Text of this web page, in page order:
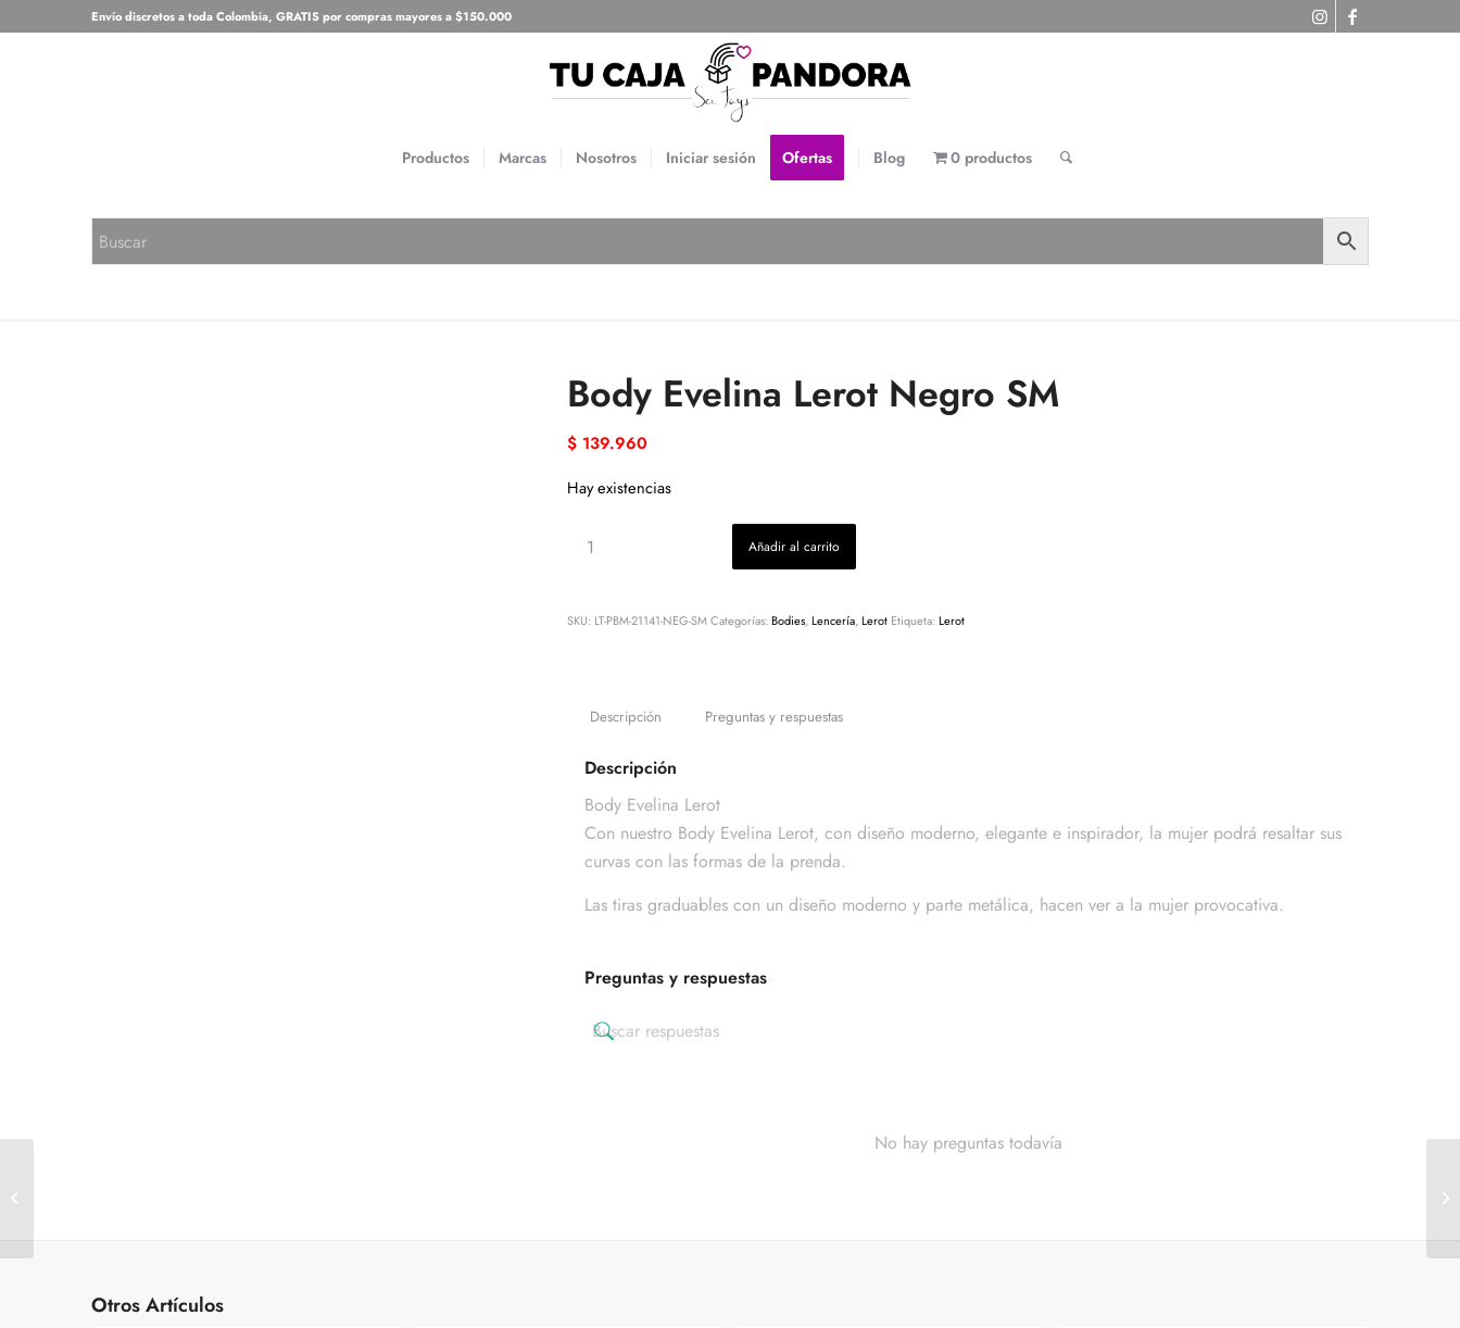
Envío discretos a toda Colombia, GRATIS por compras mayores a $150.000
Productos Marcas Nosotros Iniciar sesión Ofertas Blog 0 productos
Body Evelina Lerot Negro SM
$139.960
Hay existencias
Añadir al carrito
SKU: LT-PBM-21141-NEG-SMCategorías: Bodies,Lencería,Lerot Etiqueta: Lerot
Descripción Preguntas y respuestas
Descripción
Body Evelina Lerot
Con nuestro Body Evelina Lerot, con diseño moderno, elegante e inspirador, la mujer podrá resaltar sus
curvas con las formas de la prenda.
Las tiras graduables con un diseño moderno y parte metálica, hacen ver a la mujer provocativa.
Preguntas y respuestas
No hay preguntas todavía
Otros Artículos